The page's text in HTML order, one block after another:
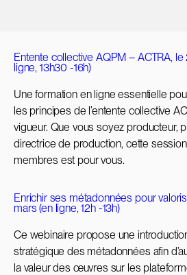
Entente collective AQPM – ACTRA, le
ligne, 13h30 -16h)
Une formation en ligne essentielle
les principes de l’entente collective
vigueur. Que vous soyez producteur,
directrice de production, cette
membres est pour vous.
Enrichir ses métadonnées pour
mars (en ligne, 12h -13h)
Ce webinaire propose une
stratégique des métadonnées afin
la valeur des œuvres sur les